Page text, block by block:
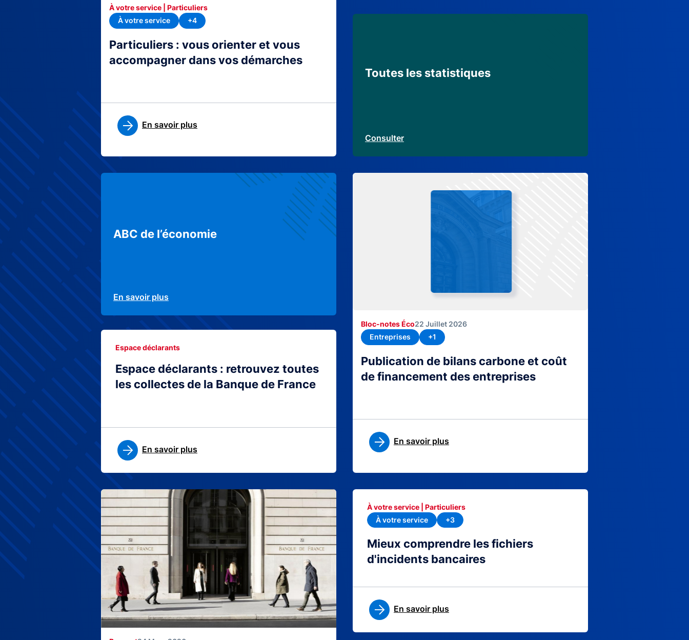
Particuliers : vous orienter et vous
accompagner dans vos démarches
À votre service | Particuliers
À votre service
+4
En savoir plus
Toutes les statistiques
Consulter
Publication de bilans carbone et coût
de financement des entreprises
Bloc-notes Éco22 Juillet 2026
Entreprises
+1
En savoir plus
ABC de l’économie
En savoir plus
Espace déclarants : retrouvez toutes
les collectes de la Banque de France
Espace déclarants
En savoir plus
Mieux comprendre les fichiers
d'incidents bancaires
À votre service | Particuliers
À votre service
+3
En savoir plus